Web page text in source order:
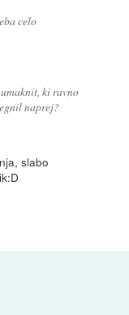
celo
ki ravno
naprej?
slabo